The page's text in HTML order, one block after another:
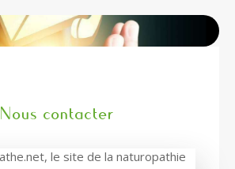
Nous contacter
le site de la naturopathie